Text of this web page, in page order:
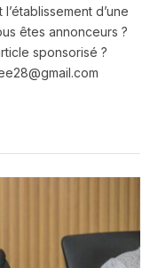
d’une
êtes annonceurs ?
sponsorisé ?